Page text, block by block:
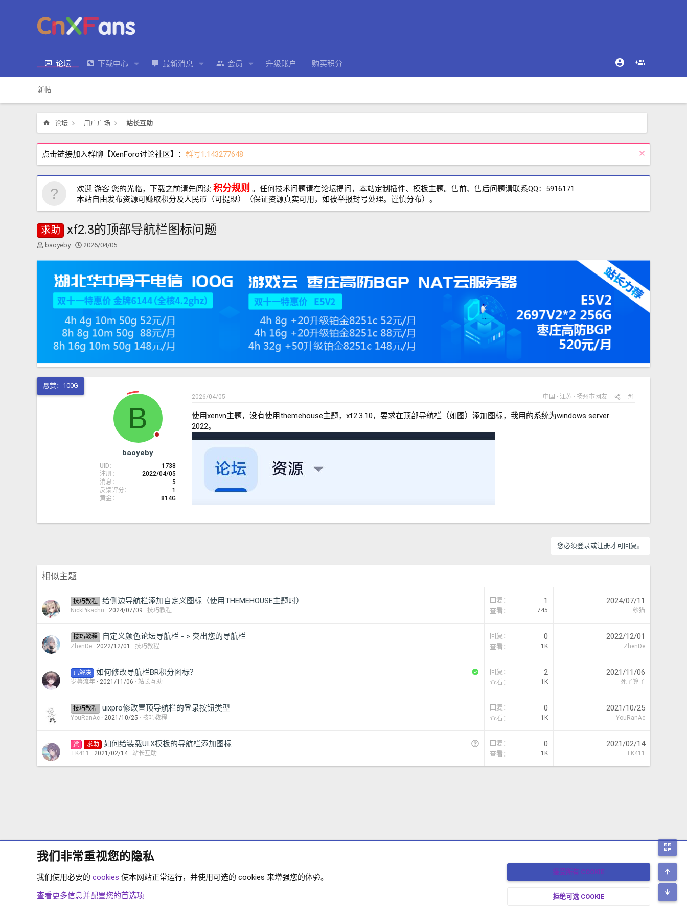
论坛 下载中心 最新消息 会员 升级账户 购买积分
新帖
论坛 用户广场 站长互助
点击链接加入群聊【XenForo讨论社区】： 群号1:143277648
欢迎 游客 您的光临，下载之前请先阅读 积分规则 。任何技术问题请在论坛提问，本站定制插件、模板主题。售前、售后问题请联系QQ：5916171
本站自由发布资源可赚取积分及人民币（可提现）（保证资源真实可用，如被举报封号处理。谨慎分布）。
求助 xf2.3的顶部导航栏图标问题
主
发
baoyeby
开
时
2026/04/05
悬赏：100G
B
baoyeby
UID
1738
注册
2022/04/05
消息
5
反馈评分
1
黄金
814G
2026/04/05 中国 江苏 扬州市网友 #1
使用xenvn主题，没有使用themehouse主题，xf2.3.10，要求在顶部导航栏（如图）添加图标，我用的系统为windows server
2022。
您必须登录或注册才可回复。
相似主题
技巧教程 给侧边导航栏添加自定义图标（使用THEMEHOUSE主题时）
NickPikachu 2024/07/09 技巧教程
回复 1
查看 745
2024/07/11
纱猫
技巧教程 自定义颜色论坛导航栏 - > 突出您的导航栏
ZhenDe 2022/12/01 技巧教程
回复 0
查看 1K
2022/12/01
ZhenDe
已解决 如何修改导航栏BR积分图标？
岁暮流年 2021/11/06 站长互助
回复 2
查看 1K
2021/11/06
死了算了
技巧教程 uixpro修改置顶导航栏的登录按钮类型
YouRanAc 2021/10/25 技巧教程
回复 0
查看 1K
2021/10/25
YouRanAc
问
赏 求助 如何给装载UI.X模板的导航栏添加图标
TK411 2021/02/14 站长互助
回复 0
查看 1K
2021/02/14
TK411
我们非常重视您的隐私
我们使用必要的 cookies 使本网站正常运行，并使用可选的 cookies 来增强您的体验。
查看更多信息并配置您的首选项
接受所有 COOKIE
拒绝可选 COOKIE